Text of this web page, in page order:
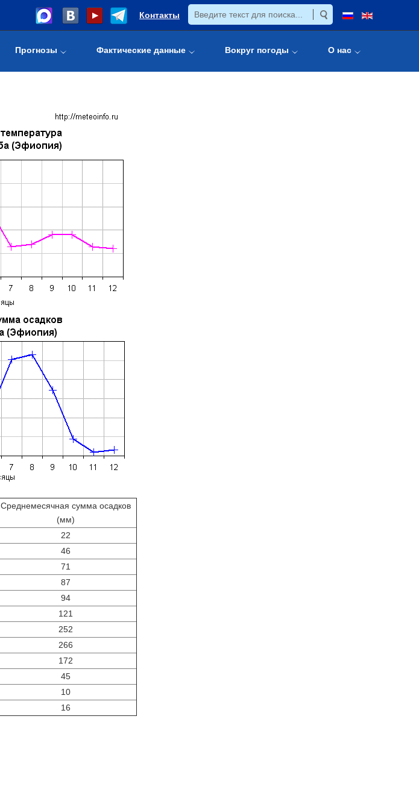
Контакты
Прогнозы Фактические данные Вокруг погоды О нас
Среднемесячная сумма осадков
(мм)
22
46
71
87
94
121
252
266
172
45
10
16